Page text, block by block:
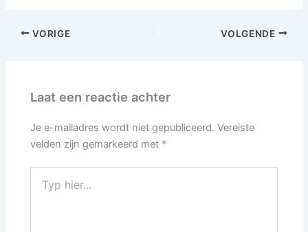
VORIGE VOLGENDE
Laat een reactie achter
Je e-mailadres wordt niet gepubliceerd. Vereiste
velden zijn gemarkeerd met *
hier...